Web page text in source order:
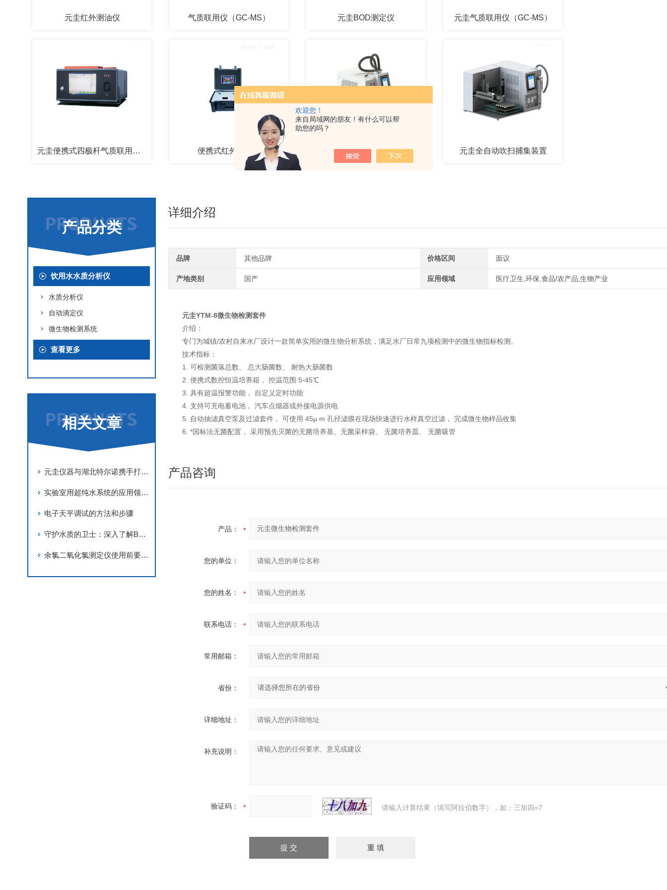
欢迎您！
来自局域网的朋友！有什么可以帮
助您的吗？
元圭红外测油仪 气质联用仪（GC-MS） 元圭BOD测定仪 元圭气质联用仪（GC-MS）
元圭便携式四极杆气质联用仪GC-MS 便携式红外测油仪 元圭双通道全自动二次热解吸仪 元圭全自动吹扫捕集装置
产品分类
饮用水水质分析仪
水质分析仪
自动滴定仪
微生物检测系统
查看更多
相关文章
元圭仪器与湖北特尔诺携手打造实验室建设
实验室用超纯水系统的应用领域和选择指南
电子天平调试的方法和步骤
守护水质的卫士：深入了解BOD测量仪
余氯二氧化氯测定仪使用前要了解哪些呢？
详细介绍
品牌 其他品牌 价格区间 面议
产地类别 国产 应用领域 医疗卫生,环保,食品/农产品,生物产业
元圭YTM-8微生物检测套件
介绍：
专门为城镇/农村自来水厂设计一款简单实用的微生物分析系统，满足水厂日常九项检测中的微生物指标检测。
技术指标：
1. 可检测菌落总数、 总大肠菌数、 耐热大肠菌数
2. 便携式数控恒温培养箱， 控温范围 5-45℃
3. 具有超温报警功能， 自定义定时功能
4. 支持可充电蓄电池， 汽车点烟器或外接电源供电
5. 自动抽滤真空泵及过滤套件， 可使用 45μ m 孔径滤膜在现场快速进行水样真空过滤， 完成微生物样品收集
6. *国标法无菌配置， 采用预先灭菌的无菌培养基、无菌采样袋、 无菌培养皿、 无菌吸管
产品咨询
产品：
您的单位：
您的姓名：
联系电话：
常用邮箱：
省份：
详细地址：
补充说明：
验证码： 请输入计算结果（填写阿拉伯数字），如：三加四=7